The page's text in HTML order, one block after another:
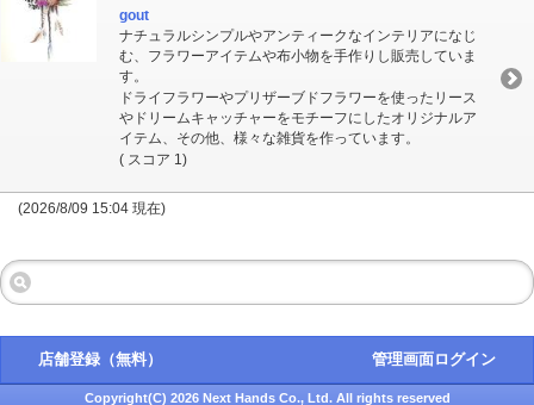
gout
ナチュラルシンプルやアンティークなインテリアになじ
む、フラワーアイテムや布小物を手作りし販売していま
す。
ドライフラワーやプリザーブドフラワーを使ったリース
やドリームキャッチャーをモチーフにしたオリジナルア
イテム、その他、様々な雑貨を作っています。
( スコア 1)
(2026/8/09 15:04 現在)
店舗登録（無料） 管理画面ログイン
Copyright(C) 2026 Next Hands Co., Ltd. All rights reserved